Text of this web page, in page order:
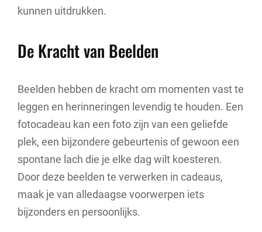
kunnen uitdrukken.
De Kracht van Beelden
Beelden hebben de kracht om momenten vast te
leggen en herinneringen levendig te houden. Een
fotocadeau kan een foto zijn van een geliefde
plek, een bijzondere gebeurtenis of gewoon een
spontane lach die je elke dag wilt koesteren.
Door deze beelden te verwerken in cadeaus,
maak je van alledaagse voorwerpen iets
bijzonders en persoonlijks.